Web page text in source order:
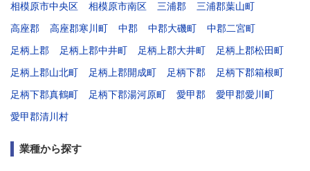
相模原市中央区
相模原市南区 三浦郡
三浦郡葉山町
高座郡
高座郡寒川町 中郡 中郡大磯町
中郡二宮町
足柄上郡
足柄上郡中井町 足柄上郡大井町
足柄上郡松田町
足柄上郡山北町
足柄上郡開成町 足柄下郡
足柄下郡箱根町
足柄下郡真鶴町
足柄下郡湯河原町 愛甲郡
愛甲郡愛川町
愛甲郡清川村
業種から探す